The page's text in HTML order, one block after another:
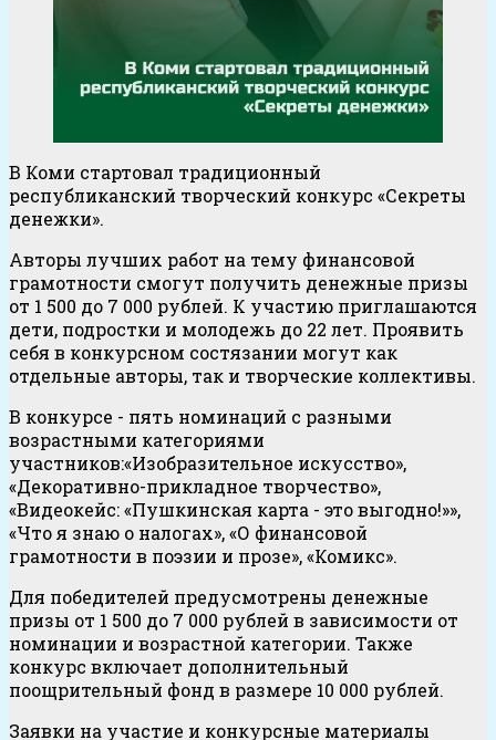
В Коми стартовал традиционный
республиканский творческий конкурс «Секреты
денежки».
Авторы лучших работ на тему финансовой
грамотности смогут получить денежные призы
от 1 500 до 7 000 рублей. К участию приглашаются
дети, подростки и молодежь до 22 лет. Проявить
себя в конкурсном состязании могут как
отдельные авторы, так и творческие коллективы.
В конкурсе - пять номинаций с разными
возрастными категориями
участников:«Изобразительное искусство»,
«Декоративно-прикладное творчество»,
«Видеокейс: «Пушкинская карта - это выгодно!»»,
«Что я знаю о налогах», «О финансовой
грамотности в поэзии и прозе», «Комикс».
Для победителей предусмотрены денежные
призы от 1 500 до 7 000 рублей в зависимости от
номинации и возрастной категории. Также
конкурс включает дополнительный
поощрительный фонд в размере 10 000 рублей.
Заявки на участие и конкурсные материалы